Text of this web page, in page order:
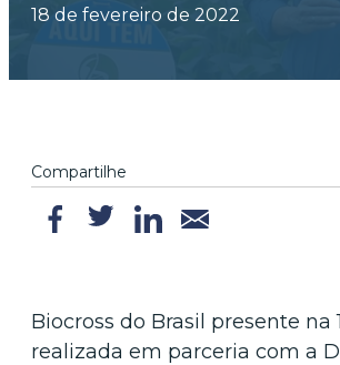
18 de fevereiro de 2022
Compartilhe
Biocross do Brasil presente na
realizada em parceria com a